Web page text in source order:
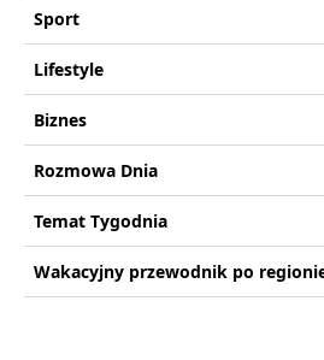
Sport
Lifestyle
Biznes
Rozmowa Dnia
Temat Tygodnia
Wakacyjny przewodnik po